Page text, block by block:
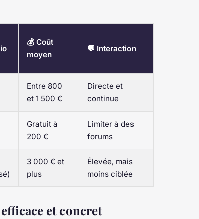
💰 Coût
moyen
💬 Interaction
Entre 800
et 1 500 €
Directe et
continue
Gratuit à
200 €
Limiter à des
forums
3 000 € et
plus
Élevée, mais
moins ciblée
et concret